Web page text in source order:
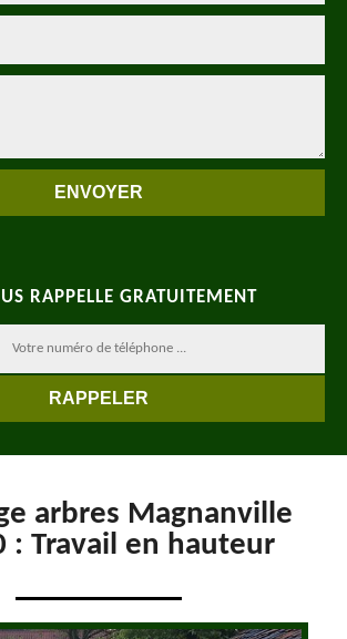
RAPPELLE GRATUITEMENT
arbres Magnanville
: Travail en hauteur